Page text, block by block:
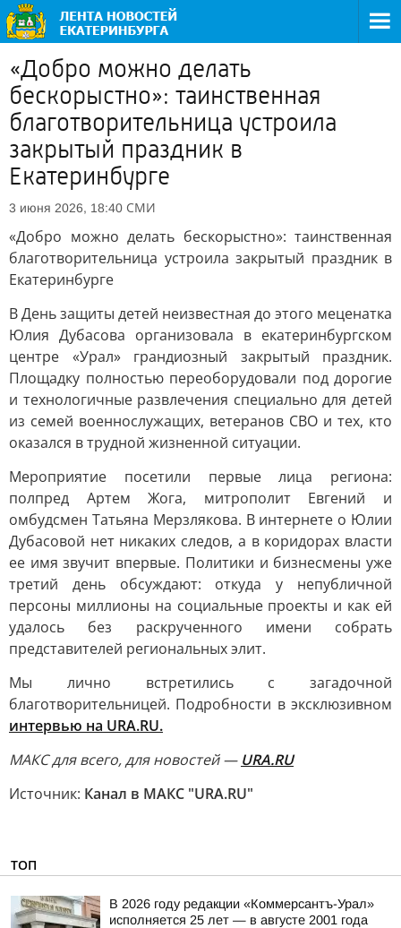
«Добро можно делать
бескорыстно»: таинственная
благотворительница устроила
закрытый праздник в
Екатеринбурге
3 июня 2026, 18:40 СМИ
«Добро можно делать бескорыстно»: таинственная
благотворительница устроила закрытый праздник в
Екатеринбурге
В День защиты детей неизвестная до этого меценатка
Юлия Дубасова организовала в екатеринбургском
центре «Урал» грандиозный закрытый праздник.
Площадку полностью переоборудовали под дорогие
и технологичные развлечения специально для детей
из семей военнослужащих, ветеранов СВО и тех, кто
оказался в трудной жизненной ситуации.
Мероприятие посетили первые лица региона:
полпред Артем Жога, митрополит Евгений и
омбудсмен Татьяна Мерзлякова. В интернете о Юлии
Дубасовой нет никаких следов, а в коридорах власти
ее имя звучит впервые. Политики и бизнесмены уже
третий день обсуждают: откуда у непубличной
персоны миллионы на социальные проекты и как ей
удалось без раскрученного имени собрать
представителей региональных элит.
Мы лично встретились с загадочной
благотворительницей. Подробности в эксклюзивном
интервью на URA.RU.
MAКС для всего, для новостей — URA.RU
Источник: Канал в МАКС "URA.RU"
ТОП
В 2026 году редакции «Коммерсантъ-Урал»
исполняется 25 лет — в августе 2001 года